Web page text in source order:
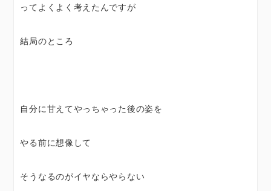
ってよくよく考えたんですが
結局のところ
自分に甘えてやっちゃった後の姿を
やる前に想像して
そうなるのがイヤならやらない